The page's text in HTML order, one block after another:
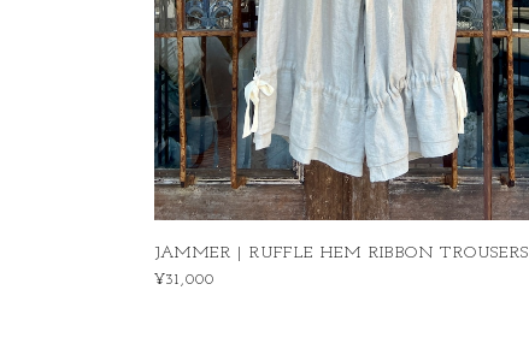
JAMMER | RUFFLE HEM RIBBON TROUSERS
¥31,000